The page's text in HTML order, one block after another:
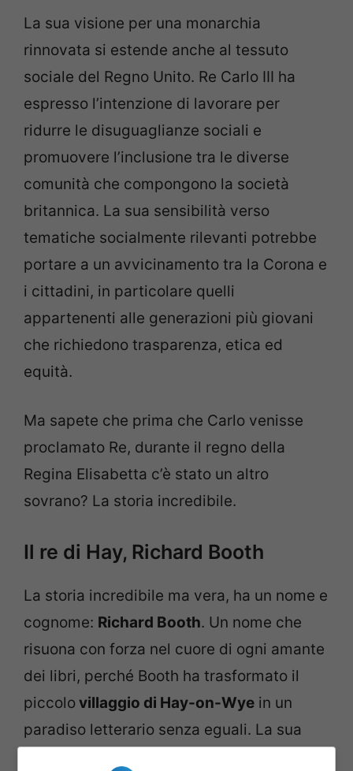
La sua visione per una monarchia
rinnovata si estende anche al tessuto
sociale del Regno Unito. Re Carlo III ha
espresso l’intenzione di lavorare per
ridurre le disuguaglianze sociali e
promuovere l’inclusione tra le diverse
comunità che compongono la società
britannica. La sua sensibilità verso
tematiche socialmente rilevanti potrebbe
portare a un avvicinamento tra la Corona e
i cittadini, in particolare quelli
appartenenti alle generazioni più giovani
che richiedono trasparenza, etica ed
equità.
Ma sapete che prima che Carlo venisse
proclamato Re, durante il regno della
Regina Elisabetta c’è stato un altro
sovrano? La storia incredibile.
Il re di Hay, Richard Booth
La storia incredibile ma vera, ha un nome e
cognome: Richard Booth. Un nome che
risuona con forza nel cuore di ogni amante
dei libri, perché Booth ha trasformato il
piccolovillaggio di Hay-on-Wye in un
paradiso letterario senza eguali. La sua